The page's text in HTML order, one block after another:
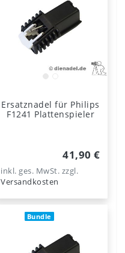
Ersatznadel für Philips
F1241 Plattenspieler
41,90 €
inkl. ges. MwSt. zzgl.
Versandkosten
Bundle